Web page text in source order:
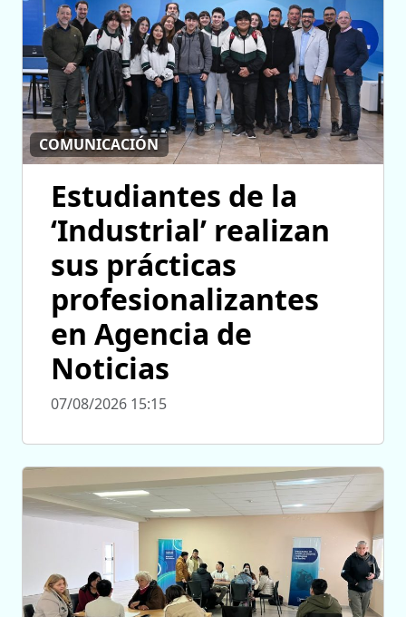
COMUNICACIÓN
Estudiantes de la
‘Industrial’ realizan
sus prácticas
profesionalizantes
en Agencia de
Noticias
07/08/2026 15:15